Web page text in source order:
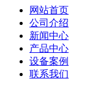
网站首页
公司介绍
新闻中心
产品中心
设备案例
联系我们